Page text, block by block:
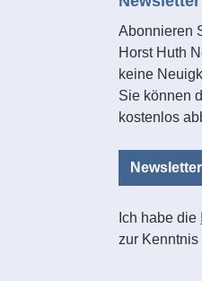
Abonnieren
Horst Huth
keine
Sie können
kostenlos
Ich habe die
zur